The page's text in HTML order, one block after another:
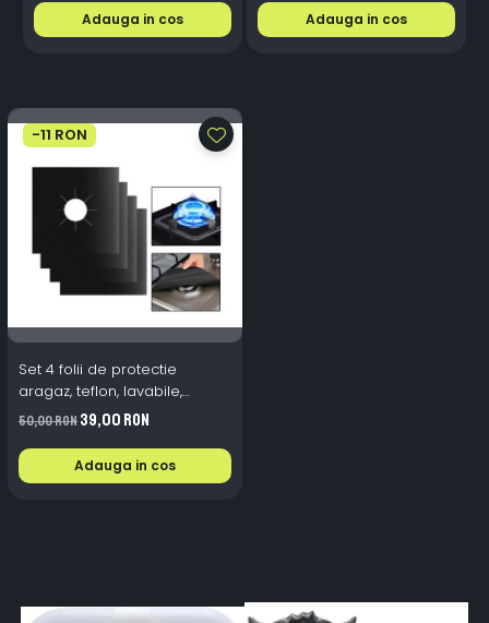
Adauga in cos Adauga in cos
-11 RON
Set 4 folii de protectie
aragaz, teflon, lavabile,
reutilizabile, Negru/Gri
50,00 RON39,00 RON
Adauga in cos